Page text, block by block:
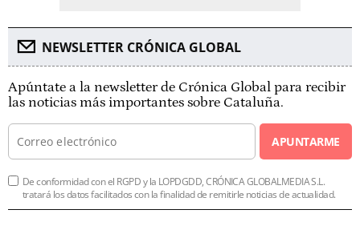
NEWSLETTER CRÓNICA GLOBAL
Apúntate a la newsletter de Crónica Global para recibir
las noticias más importantes sobre Cataluña.
APUNTARME
De conformidad con el RGPD y la LOPDGDD, CRÓNICA GLOBALMEDIA S.L.
tratará los datos facilitados con la finalidad de remitirle noticias de actualidad.